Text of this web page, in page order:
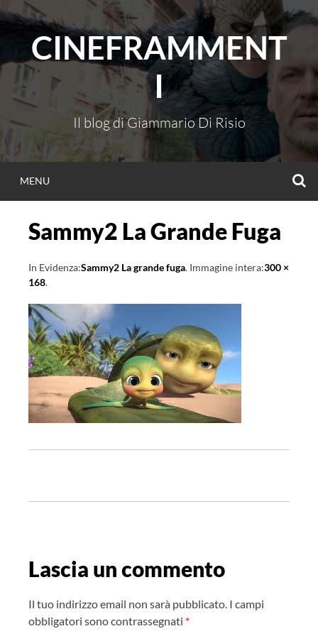
Vai
contenutoCINEFRAMMENT
I
Il blog di Giammario Di Risio
MENU
Sammy2 La Grande Fuga
In Evidenza:Sammy2 La grande fuga. Immagine intera:300 ×
168.
a
g
a
z
i
Lascia un commento
Il tuo indirizzo email non sarà pubblicato. I campi
obbligatori sono contrassegnati *